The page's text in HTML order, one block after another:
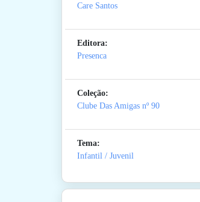
Care Santos
Editora:
Presenca
Coleção:
Clube Das Amigas nº 90
Tema:
Infantil / Juvenil